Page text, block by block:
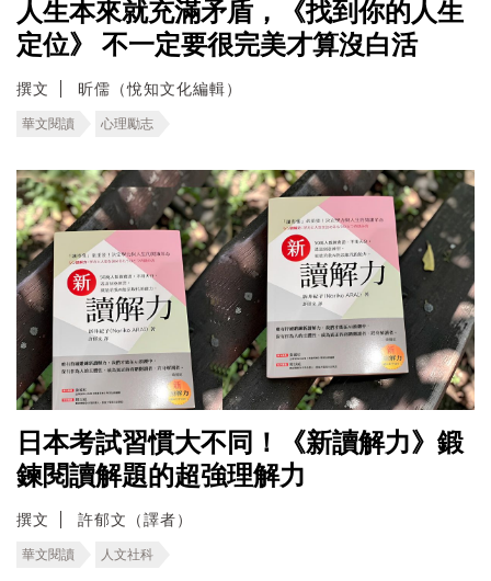
人生本來就充滿矛盾，《找到你的人生
定位》 不一定要很完美才算沒白活
撰文 昕儒（悅知文化編輯）
華文閱讀 心理勵志
日本考試習慣大不同！《新讀解力》鍛
鍊閱讀解題的超強理解力
撰文 許郁文（譯者）
華文閱讀 人文社科